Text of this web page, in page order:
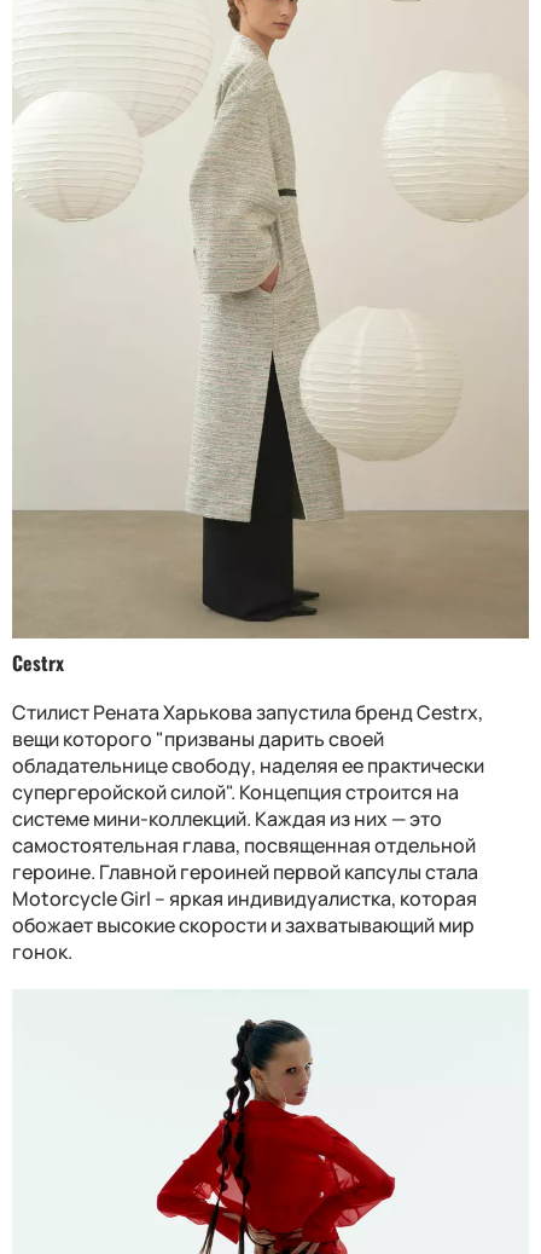
Cestrx
Стилист Рената Харькова запустила бренд Cestrx,
вещи которого "призваны дарить своей
обладательнице свободу, наделяя ее практически
супергеройской силой". Концепция строится на
системе мини-коллекций. Каждая из них — это
самостоятельная глава, посвященная отдельной
героине. Главной героиней первой капсулы стала
Motorcycle Girl – яркая индивидуалистка, которая
обожает высокие скорости и захватывающий мир
гонок.